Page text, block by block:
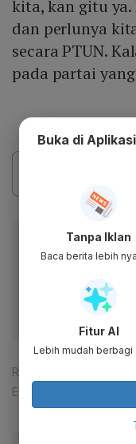
kita, kan gitu
dan perlunya
secara PTUN.
pada partai
Baca artikel ini
Dapatkan
fitur menarik lainnya
Reporter:
Editor:
Ira Guslina
Buka di
Tanpa Iklan
Baca berita lebih
Fitur AI
Lebih mudah berbagi